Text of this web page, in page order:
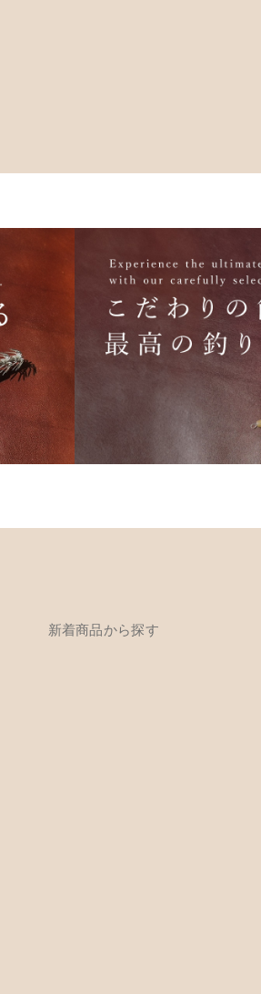
新着商品から探す